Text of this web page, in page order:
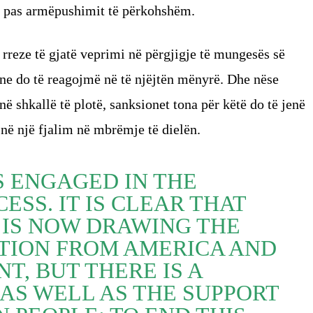
armëpushimit të përkohshëm.
të gjatë veprimi në përgjigje të mungesës së
do të reagojmë në të njëjtën mënyrë. Dhe nëse
shkallë të plotë, sanksionet tona për këtë do të jenë
një fjalim në mbrëmje të dielën.
ENGAGED IN THE
IT IS CLEAR THAT
NOW DRAWING THE
FROM AMERICA AND
BUT THERE IS A
WELL AS THE SUPPORT